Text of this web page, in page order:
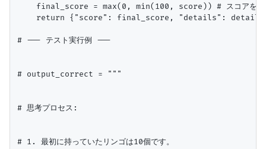
final_score = max(0, min(100, score)) # スコアを0-
return {"score": final_score, "details":
# --- テスト実行例 ---
# output_correct = """
# 思考プロセス:
# 1. 最初に持っていたリンゴは10個です。